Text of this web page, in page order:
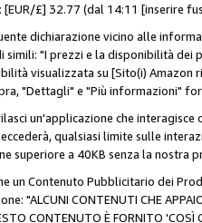
[EUR/£] 32.77 (dal 14:11 [inserire
dichiarazione vicino alle
"I prezzi e la disponibilità
visualizzata su [Sito(i)
"Dettagli" e "Più informazioni"
un'applicazione che interagisce
qualsiasi limite sulle
superiore a 40KB senza la nostra
un Contenuto Pubblicitario dei
"ALCUNI CONTENUTI CHE
CONTENUTO È FORNITO